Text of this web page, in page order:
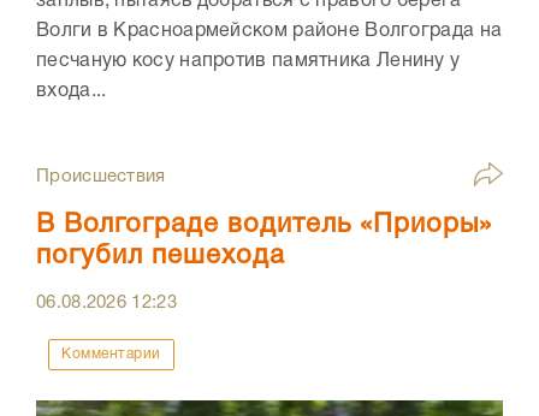
Волги в Красноармейском районе Волгограда на
песчаную косу напротив памятника Ленину у
входа...
Происшествия
В Волгограде водитель «Приоры»
погубил пешехода
06.08.2026 12:23
Комментарии